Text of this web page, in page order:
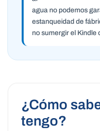
agua no podemos
estanqueidad de
no sumergir el Kindle
¿Cómo
tengo?